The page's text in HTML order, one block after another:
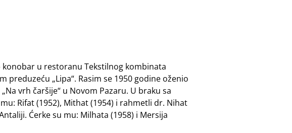
konobar u restoranu Tekstilnog kombinata
preduzeću „Lipa“. Rasim se 1950 godine oženio
vrh čaršije“ u Novom Pazaru. U braku sa
Rifat (1952), Mithat (1954) i rahmetli dr. Nihat
Ćerke su mu: Milhata (1958) i Mersija